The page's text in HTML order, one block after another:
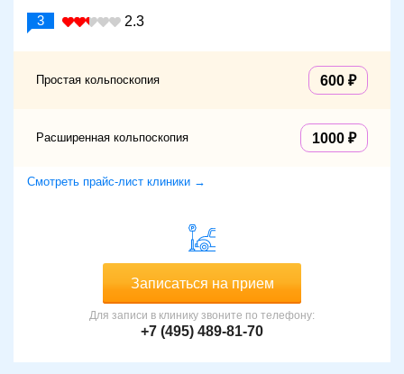
3 2.3
Простая кольпоскопия 600
Расширенная кольпоскопия 1000
Смотреть прайс-лист клиники →
Записаться на прием
Для записи в клинику звоните по телефону:
+7 (495) 489-81-70